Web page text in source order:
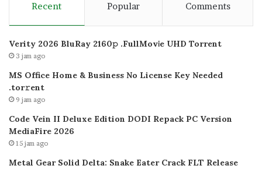
Recent Popular Comments
Verity 2026 BluRay 2160𝚙 .FullMov𝗂e UHD Torrent
3 jam ago
MS Office Home & Business No License Key Needed
.tоr𝚛еnt
9 jam ago
Code Vein II Deluxe Edition DODI Repack PC Version
MediaFire 2026
15 jam ago
Metal Gear Solid Delta: Snake Eater Crack FLT Release